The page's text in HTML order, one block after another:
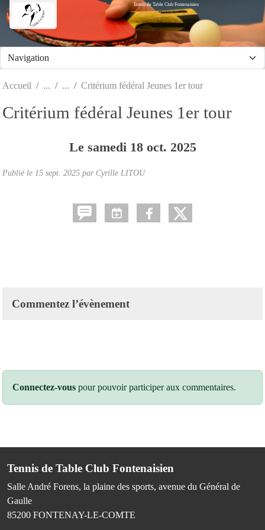
Tennis de Table Club Fontenaisien
Accueil Critérium fédéral Jeunes 1er tour
Critérium fédéral Jeunes 1er tour
Le samedi 18 oct. 2025
Publié le 15 sept. 2025 par Cyrille LITOU
Commentez l’évènement
Connectez-vous pour pouvoir participer aux commentaires.
Tennis de Table Club Fontenaisien
Salle André Forens, la plaine des sports, avenue du Général de
Gaulle
85200 FONTENAY-LE-COMTE
Panneau de gestion des cookies